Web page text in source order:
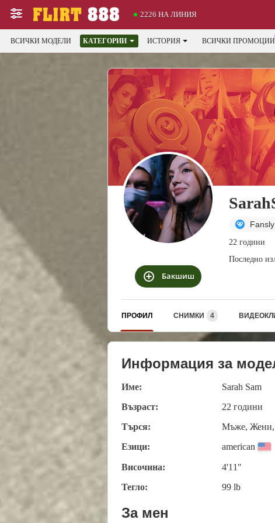
2226 НА ЛИНИЯ
ВСИЧКИ МОДЕЛИ КАТЕГОРИИ ИСТОРИЯ ВСИЧКИ ПРОМОЦИИ
Fansly
22 години
Последно
Бакшиш
ПРОФИЛ СНИМКИ 4
Информация за
Име:
Sarah Sam
Възраст:
22 години
Търся:
Мъже, Жени,
Езици:
american
Височина:
4'11"
Тегло:
99 lb
За мен